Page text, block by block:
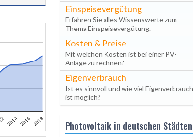
2014 2016 2018
Einspeisevergütung
Erfahren Sie alles Wissenswerte zum
Thema Einspeisevergütung.
Kosten & Preise
Mit welchen Kosten ist bei einer PV-
Anlage zu rechnen?
Eigenverbrauch
Ist es sinnvoll und wie viel Eigenverbrauch
ist möglich?
Photovoltaik in deutschen Städten